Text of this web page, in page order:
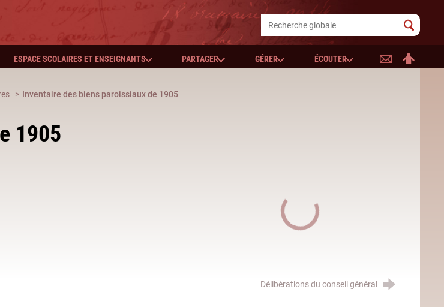
ESPACE SCOLAIRES ET ENSEIGNANTS PARTAGER GÉRER ÉCOUTER
Inventaire des biens paroissiaux de 1905
1905
Délibérations du conseil général